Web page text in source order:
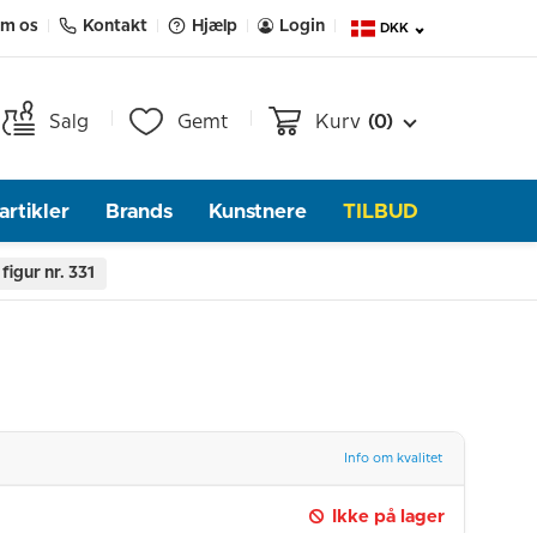
os Kontakt Hjælp Login DKK
Salg Gemt Kurv (0)
Brands Kunstnere TILBUD
nr. 331
Info om kvalitet
Ikke på lager